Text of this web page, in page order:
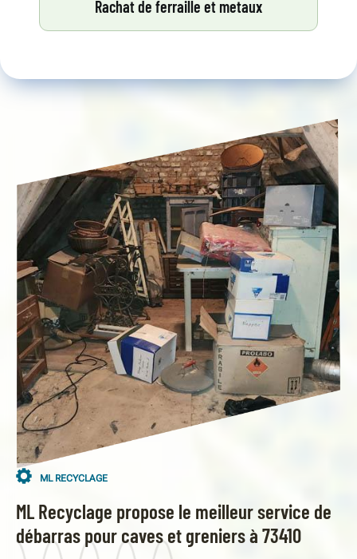
Rachat de ferraille et metaux
ML RECYCLAGE
ML Recyclage propose le meilleur service de
débarras pour caves et greniers à 73410